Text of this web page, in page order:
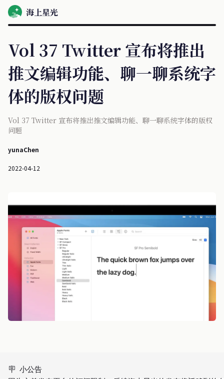
海上星光
Vol 37 Twitter 宣布将推出
推文编辑功能、聊一聊系统字
体的版权问题
Vol 37 Twitter 宣布将推出推文编辑功能、聊一聊系统字体的版权
问题
yunaChen
2022-04-12
🪧 小公告